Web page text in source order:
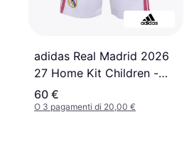
adidas Real Madrid 2026
27 Home Kit Children -
Bianco
60 €
O 3 pagamenti di 20,00 €